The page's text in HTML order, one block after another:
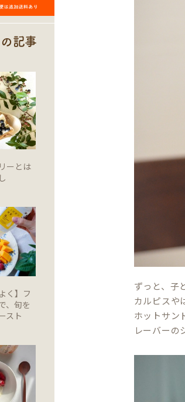
記事
ーとは
く】フ
、旬を
スト
ずっと、子
カルピスや
ホットサン
レーバーの